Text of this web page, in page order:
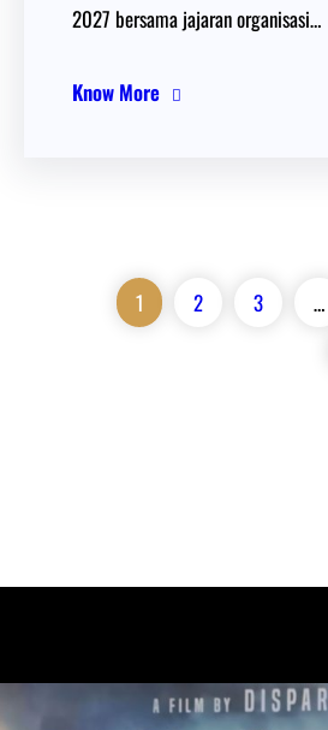
2027 bersama jajaran organisasi…
Know More
1 2 3 …